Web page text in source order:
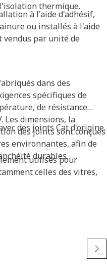
thermique.
à l'aide d'adhésif,
ou installés à l'aide
par unité de
dans des
spécifiques de
de résistance
Les dimensions, la
des joints sont conçues
environnantes, afin de
durables.
des joints Cat d'origine.
utilisés pour
celles des vitres,